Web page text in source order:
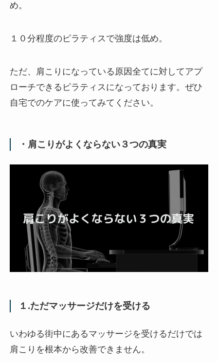
め。
１０分程度のピラティスで強度は低め。
ただ、肩こりになっている原因全てに対してアプ
ローチできるピラティスになっております。ぜひ
自宅でのケアに使ってみてください。
・肩こりがよくならない３つの真実
１.ただマッサージだけを受ける
いわゆる街中にあるマッサージを受けるだけでは
肩こりを根本から改善できません。